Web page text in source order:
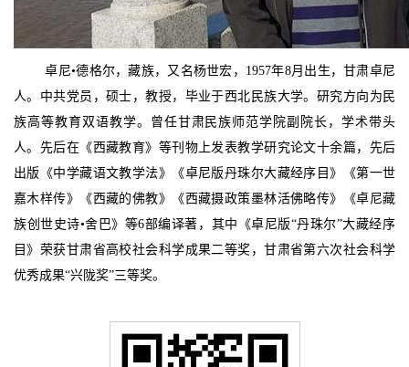
卓尼•德格尔，藏族，又名杨世宏，1957年8月出生，甘肃卓尼
人。中共党员，硕士，教授，毕业于西北民族大学。 研究方向为民
族高等教育双语教学。 曾任甘肃民族师范学院副院长，学术带头
人。先后在《西藏教育》等刊物上发表教学研究论文十余篇，先后
出版《中学藏语文教学法》《卓尼版丹珠尔大藏经序目》《第一世
嘉木样传》《西藏的佛教》《西藏摄政策墨林活佛略传》《卓尼藏
族创世史诗•舍巴》等6部编译著，其中《卓尼版“丹珠尔”大藏经序
目》荣获甘肃省高校社会科学成果二等奖，甘肃省第六次社会科学
优秀成果“兴陇奖”三等奖。